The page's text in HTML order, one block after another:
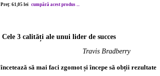
Preț: 61,05 lei cumpără acest produs ...
Cele 3 calități ale unui lider de succes
Travis Bradberry
încetează să mai faci zgomot și începe să obții rezultate